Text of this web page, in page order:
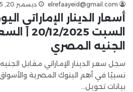
elrefaayeid@gmail.com ديسمبر 20, 2025
أسعار الدينار الإماراتي
السبت
الجنيه المصري
سجل سعر الدينار الإماراتي مقابل
نسبيًا في أهم البنوك المصرية
بيانات تحويل…